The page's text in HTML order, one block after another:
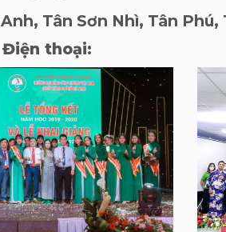
Tân Sơn Nhì, Tân
Điện thoại: